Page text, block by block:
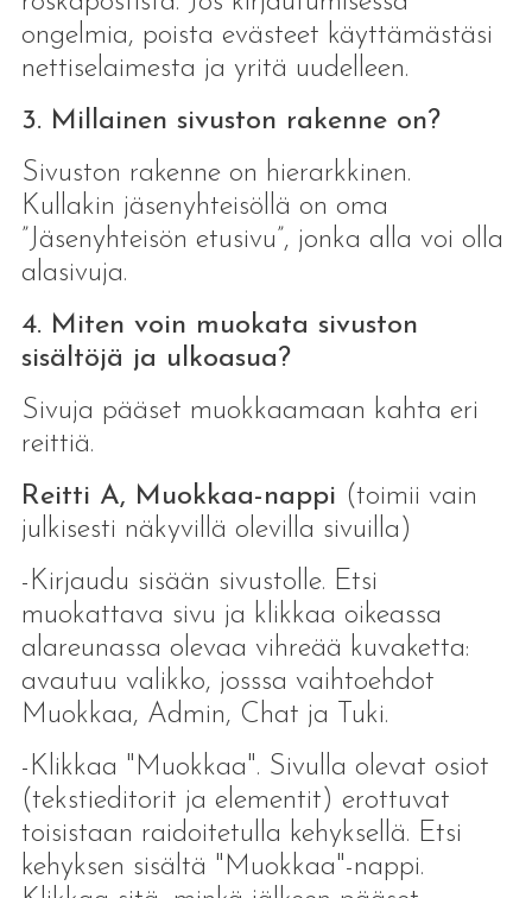
ongelmia, poista evästeet käyttämästäsi
nettiselaimesta ja yritä uudelleen.
3. Millainen sivuston rakenne on?
Sivuston rakenne on hierarkkinen.
Kullakin jäsenyhteisöllä on oma
”Jäsenyhteisön etusivu”, jonka alla voi olla
alasivuja.
4. Miten voin muokata sivuston
sisältöjä ja ulkoasua?
Sivuja pääset muokkaamaan kahta eri
reittiä.
Reitti A, Muokkaa-nappi (toimii vain
julkisesti näkyvillä olevilla sivuilla)
-Kirjaudu sisään sivustolle. Etsi
muokattava sivu ja klikkaa oikeassa
alareunassa olevaa vihreää kuvaketta:
avautuu valikko, josssa vaihtoehdot
Muokkaa, Admin, Chat ja Tuki.
-Klikkaa "Muokkaa". Sivulla olevat osiot
(tekstieditorit ja elementit) erottuvat
toisistaan raidoitetulla kehyksellä. Etsi
kehyksen sisältä "Muokkaa"-nappi.